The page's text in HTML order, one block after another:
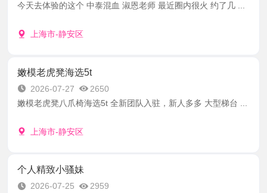
今天去体验的这个 中泰混血 淑恩老师 最近圈内很火 约了几 ...
上海市-静安区
嫩模老虎凳海选5t
2026-07-27
2650
嫩模老虎凳八爪椅海选5t 全新团队入驻，新人多多 大型梯台 ...
上海市-静安区
个人精致小骚妹
2026-07-25
2959